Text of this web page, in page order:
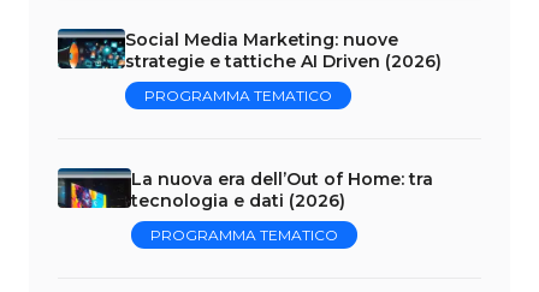
Social Media Marketing: nuove
strategie e tattiche AI Driven (2026)
PROGRAMMA TEMATICO
La nuova era dell’Out of Home: tra
tecnologia e dati (2026)
PROGRAMMA TEMATICO